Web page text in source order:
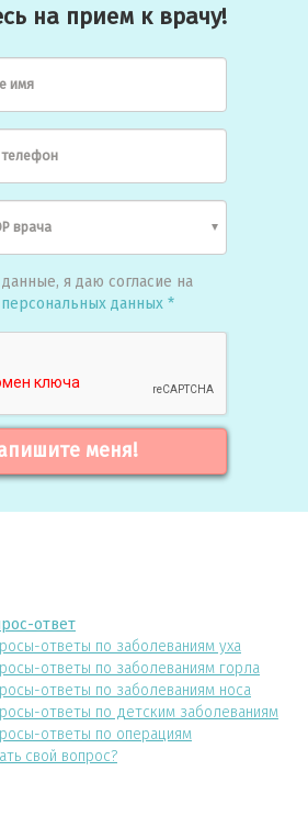
на прием к врачу!
имя
я даю согласие на
данных *
меня!
ответ
ответы по заболеваниям уха
ответы по заболеваниям горла
ответы по заболеваниям носа
ответы по детским заболеваниям
ответы по операциям
свой вопрос?